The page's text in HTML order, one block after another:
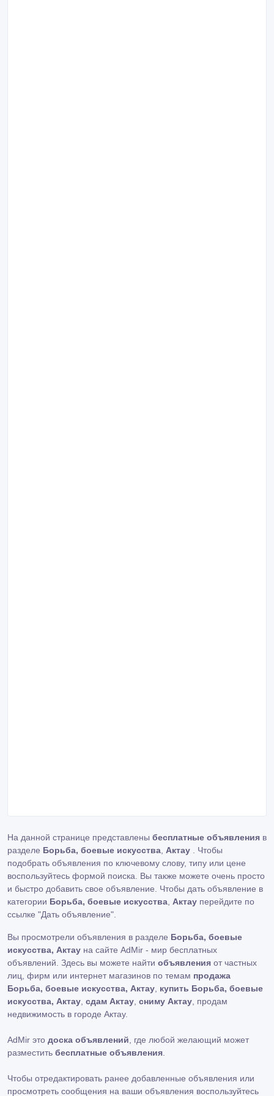
На данной странице представлены бесплатные объявления в
разделе Борьба, боевые искусства Актау . Чтобы
подобрать объявления по ключевому слову, типу или цене
воспользуйтесь формой поиска. Вы также можете очень просто
и быстро добавить свое объявление. Чтобы дать объявление в
категории Борьба, боевые искусства Актау перейдите по
ссылке "Дать объявление"
Вы просмотрели объявления в разделе Борьба, боевые
искусства, Актау на сайте AdMir - мир бесплатных
объявлений. Здесь вы можете найти объявления от частных
лиц, фирм или интернет магазинов по темам продажа
Борьба, боевые искусства, Актау купить Борьба, боевые
искусства, Актау сдам Актау сниму Актау , продам
недвижимость в городе Актау.
AdMir это доска объявлений , где любой желающий может
разместить бесплатные объявления
Чтобы отредактировать ранее добавленные объявления или
просмотреть сообщения на ваши объявления воспользуйтесь